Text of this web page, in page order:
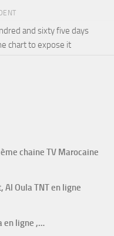
and sixty five days
chart to expose it
chaine TV Marocaine
Al Oula TNT en ligne
en ligne ,…